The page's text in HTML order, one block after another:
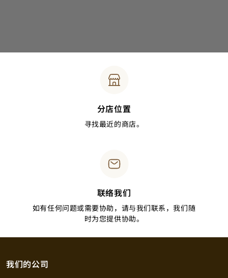
分店位置
寻找最近的商店。
联络我们
如有任何问题或需要协助，请与我们联系，我们随
时为您提供协助。
我们的公司